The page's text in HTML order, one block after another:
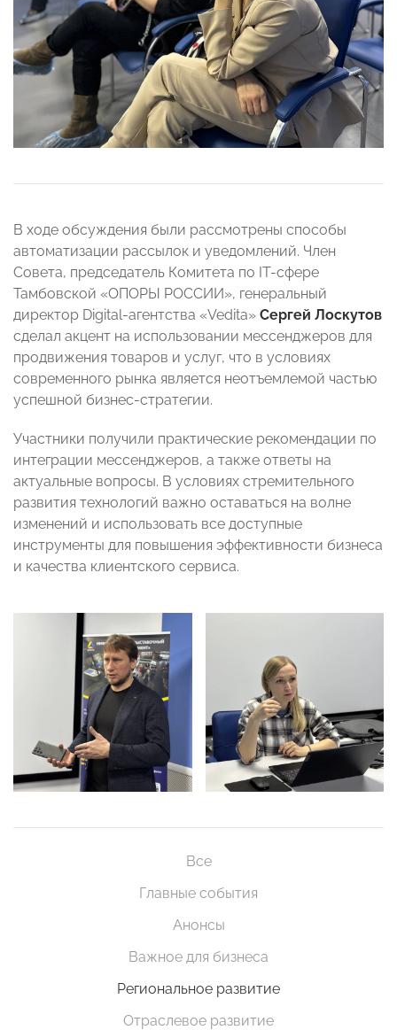
В ходе обсуждения были рассмотрены способы
автоматизации рассылок и уведомлений. Член
Совета, председатель Комитета по IT-сфере
Тамбовской «ОПОРЫ РОССИИ», генеральный
директор Digital-агентства «Vedita» Сергей Лоскутов
сделал акцент на использовании мессенджеров для
продвижения товаров и услуг, что в условиях
современного рынка является неотъемлемой частью
успешной бизнес-стратегии.
Участники получили практические рекомендации по
интеграции мессенджеров, а также ответы на
актуальные вопросы. В условиях стремительного
развития технологий важно оставаться на волне
изменений и использовать все доступные
инструменты для повышения эффективности бизнеса
и качества клиентского сервиса.
Все
Главные события
Анонсы
Важное для бизнеса
Региональное развитие
Отраслевое развитие